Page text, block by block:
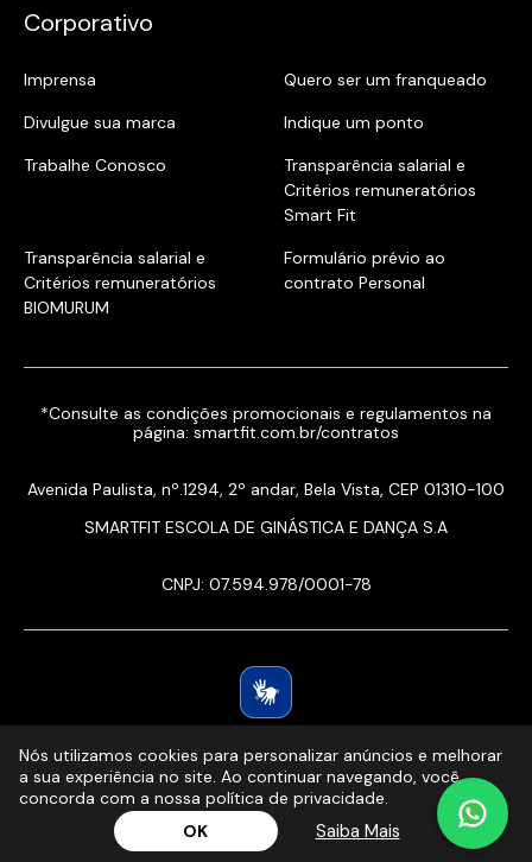
Ver planos
Corporativo
Imprensa
Quero ser um franqueado
Divulgue sua marca
Indique um ponto
Trabalhe Conosco
Transparência salarial e
Critérios remuneratórios
Smart Fit
Transparência salarial e
Critérios remuneratórios
BIOMURUM
Formulário prévio ao
contrato Personal
*Consulte as condições promocionais e regulamentos na
página: smartfit.com.br/contratos
Avenida Paulista, nº.1294, 2º andar, Bela Vista, CEP 01310-100
SMARTFIT ESCOLA DE GINÁSTICA E DANÇA S.A
CNPJ: 07.594.978/0001-78
Nós utilizamos cookies para personalizar anúncios e melhorar
a sua experiência no site. Ao continuar navegando, você
concorda com a nossa política de privacidade.
OK
Saiba Mais